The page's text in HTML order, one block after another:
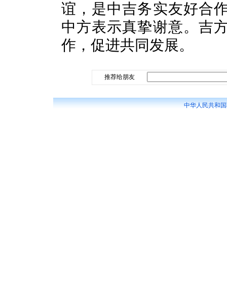
谊，是中吉务实友好合
中方表示真挚谢意。吉
作，促进共同发展。
推荐给朋友
中华人民共和